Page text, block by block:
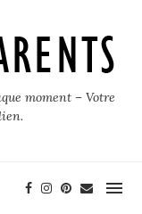
moment – Votre